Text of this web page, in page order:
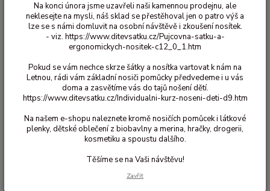
80-90
Upřesnit parametry
Nejnovější Nejlevnější Nejdražší
strana z 1
Na konci února jsme uzavřeli naši kamennou prodejnu, ale
neklesejte na mysli, náš sklad se přestěhoval jen o patro výš a
lze se s námi domluvit na osobní návštěvě i zkoušení nosítek.
- viz. https://www.ditevsatku.cz/Pujcovna-satku-a-
ergonomickych-nositek-c12_0_1.htm
Pokud se vám nechce skrze šátky a nosítka vartovat k nám na
Letnou, rádi vám základní nosiči pomůcky předvedeme i u vás
doma a zasvětíme vás do tajů nošení dětí.
https://www.ditevsatku.cz/Individualni-kurz-noseni-deti-d9.htm
Na našem e-shopu naleznete kromě nosičích pomůcek i látkové
plenky, dětské oblečení z biobavlny a merina, hračky, drogerii,
kosmetiku a spoustu dalšího.
Těšíme se na Vaši návštěvu!
Zavřít